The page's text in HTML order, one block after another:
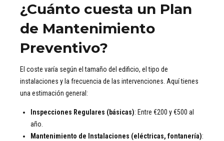
¿Cuánto cuesta un Plan
de Mantenimiento
Preventivo?
El coste varía según el tamaño del edificio, el tipo de
instalaciones y la frecuencia de las intervenciones. Aquí tienes
una estimación general:
Inspecciones Regulares (básicas): Entre €200 y €500 al
año.
Mantenimiento de Instalaciones (eléctricas, fontanería):